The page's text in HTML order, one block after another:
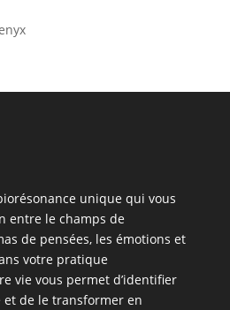
unique qui vous
entre le champs de
de pensées, les émotions et
votre pratique
vie vous permet d’identifier
de le transformer en